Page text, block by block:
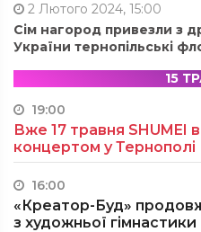
2 Лютого 2024, 15:00
Сім нагород привезли з
України тернопільські
15
19:00
Вже 17 травня SHUMEI
концертом у Тернополі
16:00
«Креатор-Буд»
з художньої гімнастики